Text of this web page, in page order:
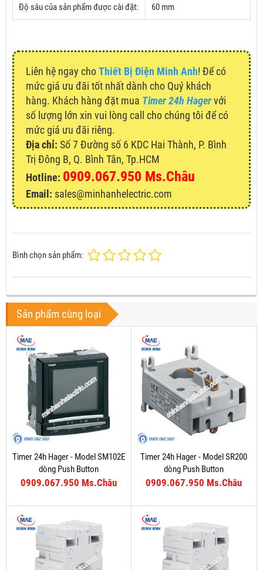
Độ sâu của sản phẩm được cài đặt: 60 mm
Liên hệ ngay choThiết Bị Điện Minh Anh! Để có
mức giá ưu đãi tốt nhất dành cho Quý khách
hàng. Khách hàng đặt mua Timer 24h Hagervới
số lượng lớn xin vui lòng call cho chúng tôi để có
mức giá ưu đãi riêng.
Địa chỉ: Số 7 Đường số 6 KDC Hai Thành, P. Bình
Trị Đông B, Q. Bình Tân, Tp.HCM
Hotline: 0909.067.950 Ms.Châu
Email: sales@minhanhelectric.com
Bình chọn sản phẩm:
Sản phẩm cùng loại
Timer 24h Hager - Model SM102E
dòng Push Button
0909.067.950 Ms.Châu
Timer 24h Hager - Model SR200
dòng Push Button
0909.067.950 Ms.Châu